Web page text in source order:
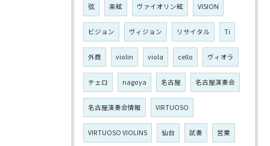
弦 楽絃 ヴァイオリン絃 VISION
ビジョン ヴィジョン リサイタル Ti
外商 violin viola cello ヴィオラ
チェロ nagoya 名古屋 名古屋演奏会
名古屋演奏会情報 VIRTUOSO
VIRTUOSO VIOLINS 仙台 試奏 営業